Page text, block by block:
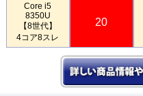
Core i5
8350U
【8世代】
4コア8スレ
20